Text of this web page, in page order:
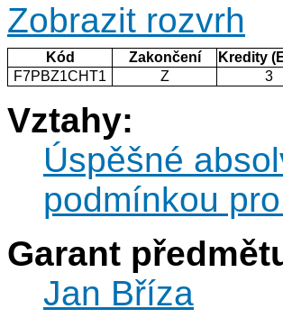
Zobrazit rozvrh
Kód Zakončení Kredity
F7PBZ1CHT1
Z 3
Vztahy:
Úspěšné
podmínkou
Garant
Jan Bříza